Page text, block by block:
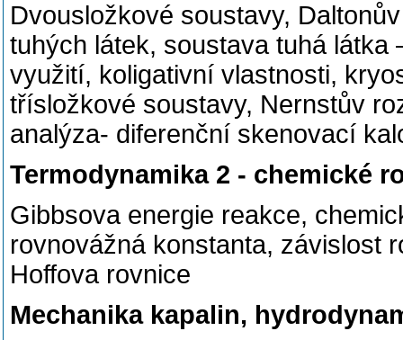
Dvousložkové soustavy,
tuhých látek, soustava tuhá látka
využití, koligativní vlastnosti,
třísložkové soustavy, Nernstův
analýza- diferenční skenovací
Termodynamika 2 - chemické
Gibbsova energie reakce,
rovnovážná konstanta, závislost
Hoffova rovnice
Mechanika kapalin,